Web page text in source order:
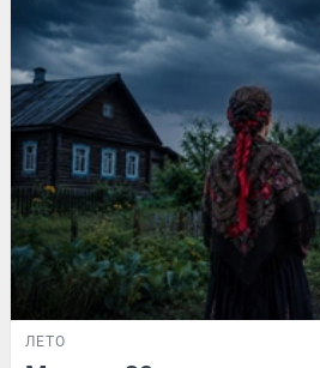
ЛЕТО